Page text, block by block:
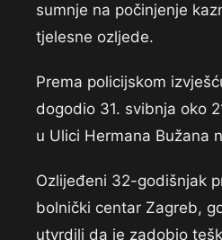
sumnje na počinjenje
tjelesne ozljede.
Prema policijskom
dogodio 31. svibnja oko
u Ulici Hermana Bužana
Ozlijeđeni 32-godišnjak
bolnički centar Zagreb,
utvrdili da je zadobio